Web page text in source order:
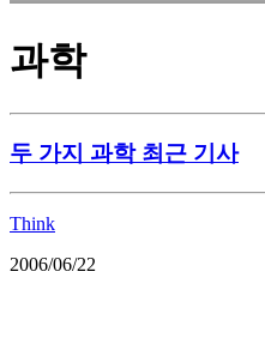
과학
두 가지 과학 최근 기사
Think
2006/06/22